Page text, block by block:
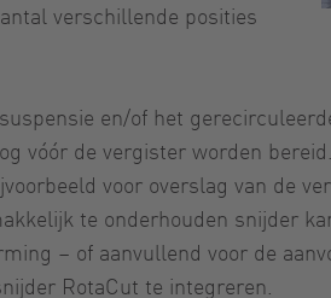
verschillende posities
en/of het
vóór de vergister worden
voor overslag van de
te onderhouden snijder
– of aanvullend voor de
RotaCut te integreren.